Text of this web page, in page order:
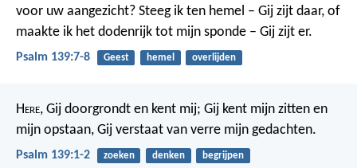
voor uw aangezicht? Steeg ik ten hemel – Gij zijt daar, of
maakte ik het dodenrijk tot mijn sponde – Gij zijt er.
Psalm 139:7-8 Geest hemel overlijden
Here, Gij doorgrondt en kent mij; Gij kent mijn zitten en
mijn opstaan, Gij verstaat van verre mijn gedachten.
Psalm 139:1-2 zoeken denken begrijpen